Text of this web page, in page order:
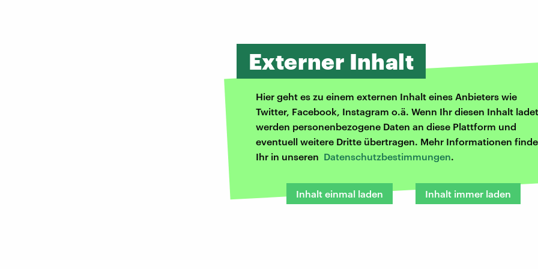
Externer Inhalt
Hier geht es zu einem externen Inhalt eines Anbieters wie
Twitter, Facebook, Instagram o.ä. Wenn Ihr diesen Inhalt
werden personenbezogene Daten an diese Plattform und
eventuell weitere Dritte übertragen. Mehr Informationen
Ihr in unseren Datenschutzbestimmungen.
Inhalt einmal laden Inhalt immer laden